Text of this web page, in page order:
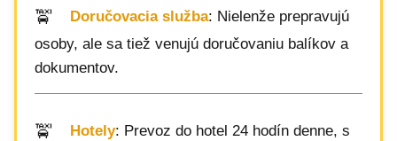
Doručovacia služba: Nielenže prepravujú
osoby, ale sa tiež venujú doručovaniu balíkov a
dokumentov.
Hotely: Prevoz do hotel 24 hodín denne, s